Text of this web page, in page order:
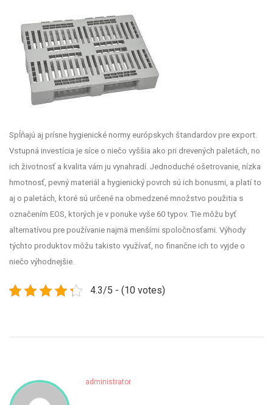
Spĺňajú aj prísne hygienické normy európskych štandardov pre export.
Vstupná investícia je síce o niečo vyššia ako pri drevených paletách, no
ich životnosť a kvalita vám ju vynahradí. Jednoduché ošetrovanie, nízka
hmotnosť, pevný materiál a hygienický povrch sú ich bonusmi, a platí to
aj o paletách, ktoré sú určené na obmedzené množstvo použitia s
označením EOS, ktorých je v ponuke vyše 60 typov. Tie môžu byť
alternatívou pre používanie najmä menšími spoločnosťami. Výhody
týchto produktov môžu takisto využívať, no finančne ich to vyjde o
niečo výhodnejšie.
4.3/5 - (10 votes)
administrator